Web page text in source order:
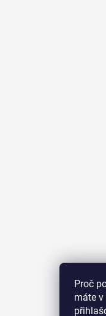
Proč
máte